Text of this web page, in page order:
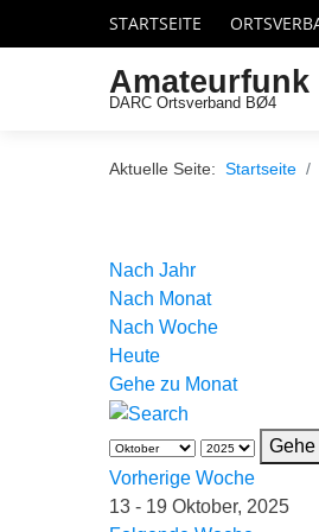
STARTSEITE
DARC Ortsverband BØ4
Aktuelle Seite: Startseite
Nach Jahr
Nach Monat
Nach Woche
Heute
Gehe zu Monat
Vorherige Woche
13 - 19 Oktober, 2025